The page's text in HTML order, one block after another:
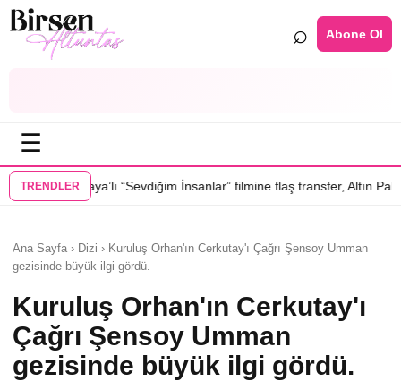
⌕ Abone Ol
☰
TRENDLER
“Sevdiğim İnsanlar” filmine flaş transfer, Altın Palmiye’li Vlad Ivanov
Ana Sayfa › Dizi › Kuruluş Orhan'ın Cerkutay'ı Çağrı Şensoy Umman
gezisinde büyük ilgi gördü.
Kuruluş Orhan'ın Cerkutay'ı
Çağrı Şensoy Umman
gezisinde büyük ilgi gördü.